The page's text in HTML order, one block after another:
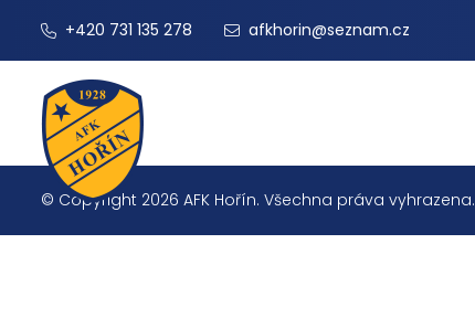
+420 731 135 278 afkhorin@seznam.cz
© Copyright 2026 AFK Hořín. Všechna práva vyhrazena.